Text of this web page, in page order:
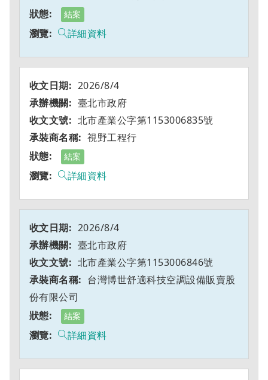
結案
詳細資料
2026/8/4
臺北市政府
北市產業公字第1153006835號
視野工程行
結案
詳細資料
2026/8/4
臺北市政府
北市產業公字第1153006846號
台灣博世舒適科技空調設備販賣股
份有限公司
結案
詳細資料